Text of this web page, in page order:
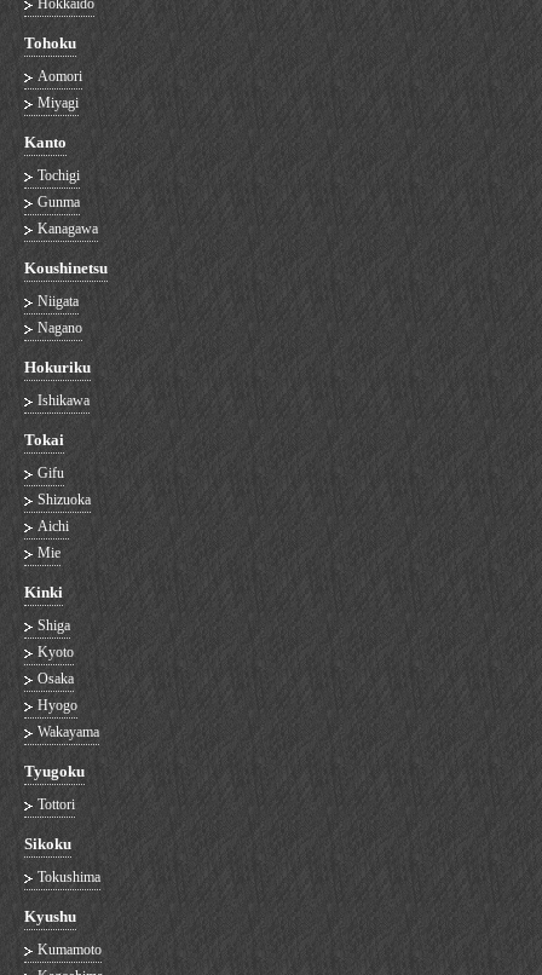
Hokkaido
Tohoku
Aomori
Miyagi
Kanto
Tochigi
Gunma
Kanagawa
Koushinetsu
Niigata
Nagano
Hokuriku
Ishikawa
Tokai
Gifu
Shizuoka
Aichi
Mie
Kinki
Shiga
Kyoto
Osaka
Hyogo
Wakayama
Tyugoku
Tottori
Sikoku
Tokushima
Kyushu
Kumamoto